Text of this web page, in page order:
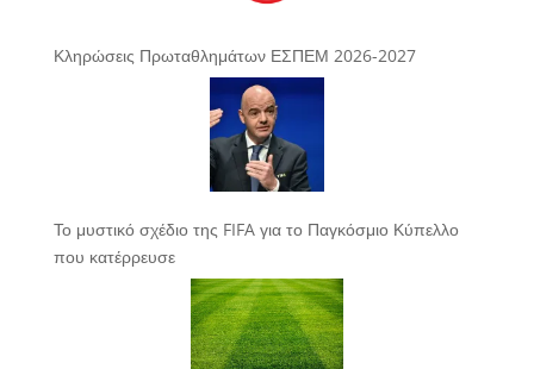
Κληρώσεις Πρωταθλημάτων ΕΣΠΕΜ 2026-2027
Το μυστικό σχέδιο της FIFA για το Παγκόσμιο Κύπελλο
που κατέρρευσε